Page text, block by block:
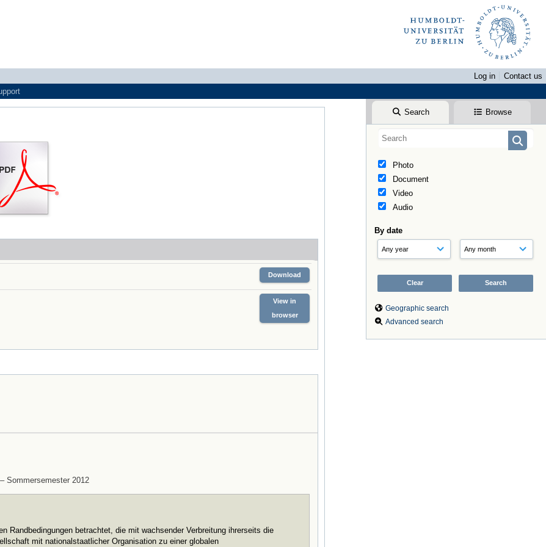
Log in
Contact us
Search Browse
Photo
Document
Video
Audio
By date
Geographic search
Advanced search
Download
View in
browser
Sommersemester 2012
Randbedingungen betrachtet, die mit wachsender Verbreitung ihrerseits die
mit nationalstaatlicher Organisation zu einer globalen